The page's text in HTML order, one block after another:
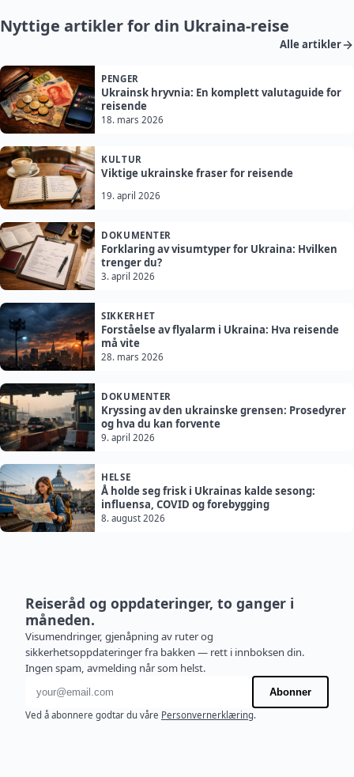
Nyttige artikler for din Ukraina-reise
Alle artikler
PENGER
Ukrainsk hryvnia: En komplett valutaguide for
reisende
18. mars 2026
KULTUR
Viktige ukrainske fraser for reisende
19. april 2026
DOKUMENTER
Forklaring av visumtyper for Ukraina: Hvilken
trenger du?
3. april 2026
SIKKERHET
Forståelse av flyalarm i Ukraina: Hva reisende
må vite
28. mars 2026
DOKUMENTER
Kryssing av den ukrainske grensen: Prosedyrer
og hva du kan forvente
9. april 2026
HELSE
Å holde seg frisk i Ukrainas kalde sesong:
influensa, COVID og forebygging
8. august 2026
Reiseråd og oppdateringer, to ganger i
måneden.
Visumendringer, gjenåpning av ruter og
sikkerhetsoppdateringer fra bakken — rett i innboksen din.
Ingen spam, avmelding når som helst.
E-postadresse
Abonner
Ved å abonnere godtar du våre Personvernerklæring.